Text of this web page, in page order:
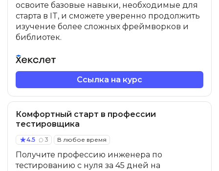
освоите базовые навыки, необходимые для
старта в IT, и сможете уверенно продолжить
изучение более сложных фреймворков и
библиотек.
Ссылка на курс
Комфортный старт в профессии
тестировщика
4.5 3 В любое время
Получите профессию инженера по
тестированию с нуля за 45 дней на